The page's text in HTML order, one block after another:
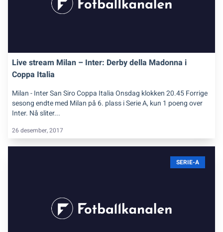
Live stream Milan – Inter: Derby della Madonna i
Coppa Italia
Milan - Inter San Siro Coppa Italia Onsdag klokken 20.45 Forrige
sesong endte med Milan på 6. plass i Serie A, kun 1 poeng over
Inter. Nå sliter...
26 desember, 2017
SERIE-A